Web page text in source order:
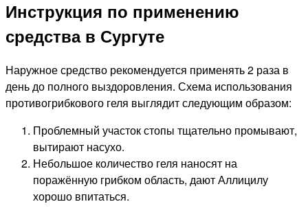
Инструкция по применению
средства в Сургуте
Наружное средство рекомендуется применять 2 раза в
день до полного выздоровления. Схема использования
противогрибкового геля выглядит следующим образом:
Проблемный участок стопы тщательно промывают,
вытирают насухо.
Небольшое количество геля наносят на
поражённую грибком область, дают Аллицилу
хорошо впитаться.